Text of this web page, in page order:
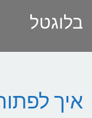
בלוגטל
איך